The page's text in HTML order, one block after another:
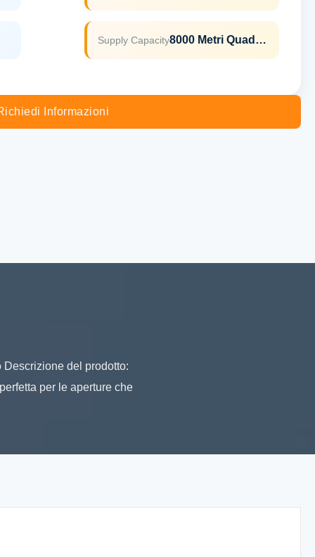
Supply Capacity 8000 Metri Quadrati Al Mese
Informazioni
del prodotto:
per le aperture che